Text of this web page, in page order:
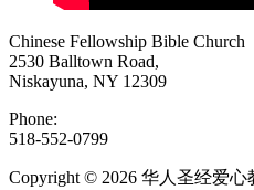
Chinese Fellowship Bible Church
2530 Balltown Road,
Niskayuna, NY 12309
Phone:
518-552-0799
Copyright © 2026 华人圣经爱心